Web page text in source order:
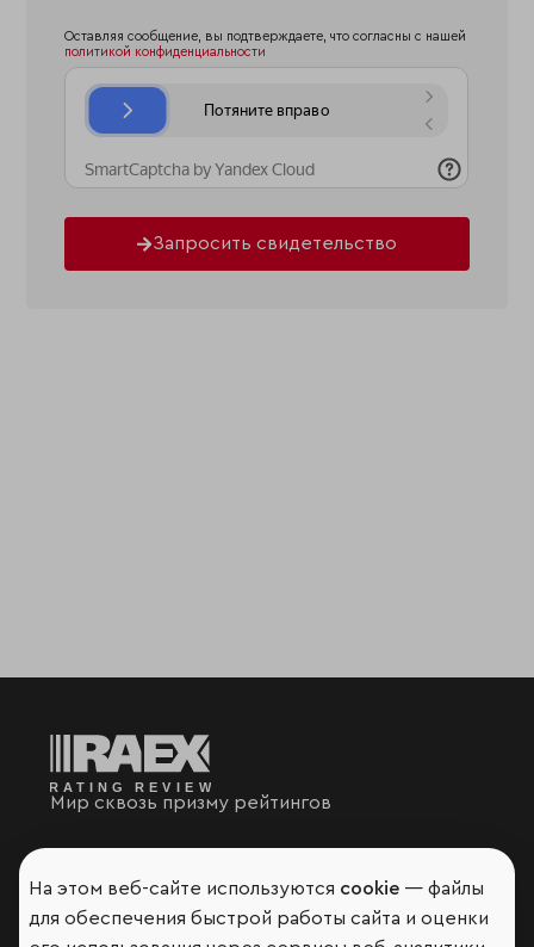
Оставляя сообщение, вы подтверждаете, что согласны с нашей
политикой конфиденциальности
Запросить свидетельство
Мир сквозь призму рейтингов
Аналитика
На этом веб-сайте используются cookie — файлы
для обеспечения быстрой работы сайта и оценки